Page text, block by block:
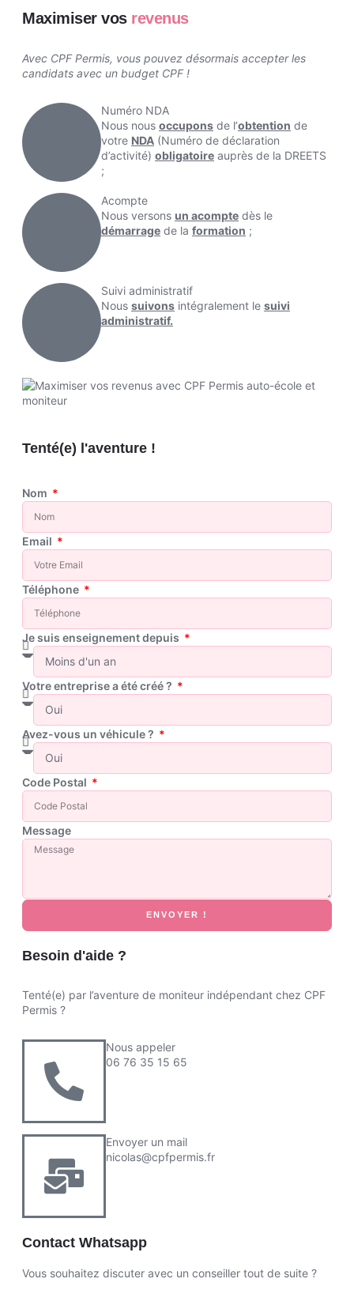
Maximiser vos revenus
Avec CPF Permis, vous pouvez désormais accepter les
candidats avec un budget CPF !
Numéro NDA
Nous nous occupons de l’obtention de
votre NDA (Numéro de déclaration
d’activité) obligatoire auprès de la DREETS
;
Acompte
Nous versons un acompte dès le
démarrage de la formation ;
Suivi administratif
Nous suivons intégralement le suivi
administratif.
Tenté(e) l'aventure !
Nom
Email
Téléphone
Je suis enseignement depuis
Votre entreprise a été créé ?
Avez-vous un véhicule ?
Code Postal
Message
ENVOYER !
Besoin d'aide ?
Tenté(e) par l’aventure de moniteur indépendant chez CPF
Permis ?
Nous appeler
06 76 35 15 65
Envoyer un mail
nicolas@cpfpermis.fr
Contact Whatsapp
Vous souhaitez discuter avec un conseiller tout de suite ?